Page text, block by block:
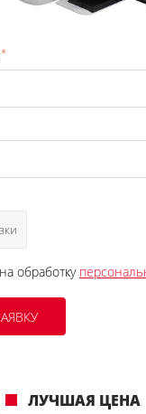
*
обработку
ЛУЧШАЯ ЦЕНА